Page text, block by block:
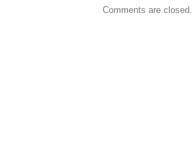
Comments are closed.